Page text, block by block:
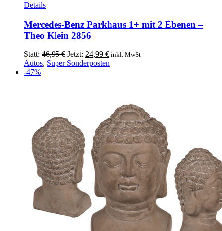
Details
Mercedes-Benz Parkhaus 1+ mit 2 Ebenen –
Theo Klein 2856
Statt: 46,95€ Ursprünglicher
Preis
Jetzt: 24,99 €Aktueller
Preis
inkl. MwSt
Autos, Super Sonderposten
-47%